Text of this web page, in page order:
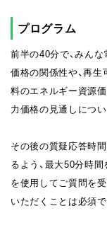
プログラム
前半の40分で、みん
価格の関係性や、再生
料のエネルギー資源
力価格の見通しについ
その後の質疑応答時
るよう、最大50分時
を使用してご質問を
いただくことは必須で